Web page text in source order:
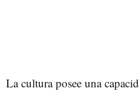
La cultura posee una